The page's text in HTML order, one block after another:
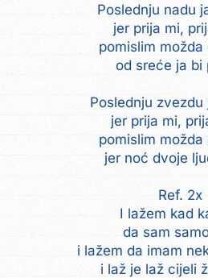
Poslednju nadu
jer prija mi,
pomislim možda
od sreće ja bi
Poslednju zvezdu
jer prija mi,
pomislim možda
jer noć dvoje
Ref. 2x
I lažem kad
da sam
i lažem da imam
i laž je laž cijeli